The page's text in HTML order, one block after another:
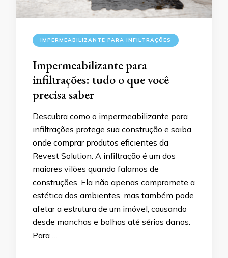
IMPERMEABILIZANTE PARA INFILTRAÇÕES
Impermeabilizante para
infiltrações: tudo o que você
precisa saber
Descubra como o impermeabilizante para
infiltrações protege sua construção e saiba
onde comprar produtos eficientes da
Revest Solution. A infiltração é um dos
maiores vilões quando falamos de
construções. Ela não apenas compromete a
estética dos ambientes, mas também pode
afetar a estrutura de um imóvel, causando
desde manchas e bolhas até sérios danos.
Para …